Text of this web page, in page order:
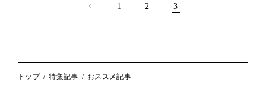
トップ 特集記事 おススメ記事
1 2 3